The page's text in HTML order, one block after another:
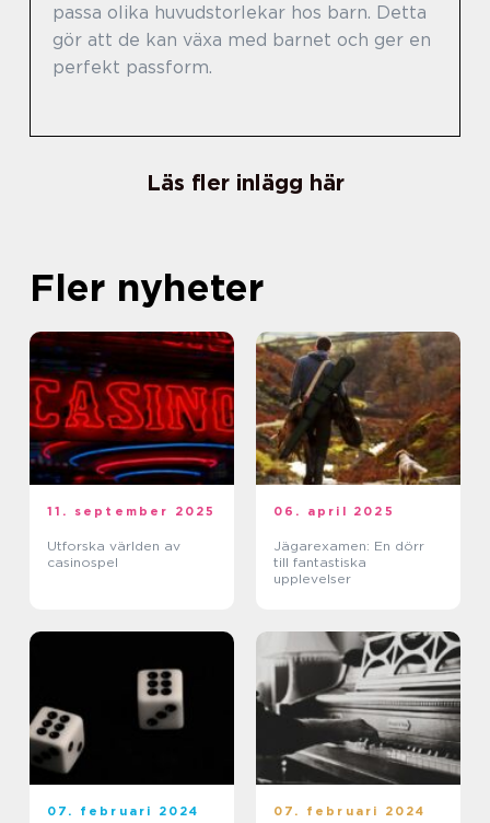
passa olika huvudstorlekar hos barn. Detta
gör att de kan växa med barnet och ger en
perfekt passform.
Läs fler inlägg här
Fler nyheter
11. september 2025
Utforska världen av
casinospel
06. april 2025
Jägarexamen: En dörr
till fantastiska
upplevelser
07. februari 2024 07. februari 2024